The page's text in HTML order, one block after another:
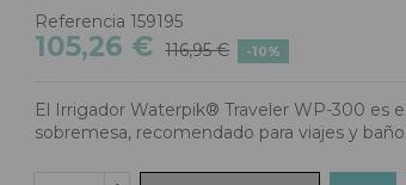
Referencia 159195
105,26 € 116,95 € -10%
El Irrigador Waterpik® Traveler WP-300 es
sobremesa, recomendado para viajes y